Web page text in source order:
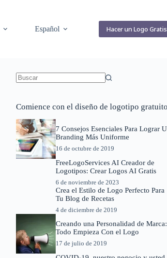
Español Hacer un Logo Gratis
Comience con el diseño de logotipo gratuito
7 Consejos Esenciales Para Lograr
Branding Más Uniforme
16 de octubre de 2019
FreeLogoServices AI Creador de
Logotipos: Crear Logos AI Gratis
6 de noviembre de 2023
Crea el Estilo de Logo Perfecto Para
Tu Blog de Recetas
4 de diciembre de 2019
Creando una Personalidad de Marca:
Todo Empieza Con el Logo
17 de julio de 2019